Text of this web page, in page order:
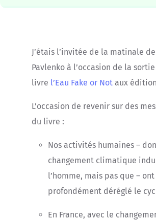
J’étais l’invitée de la matinale
Pavlenko à l’occasion de la
livre l’Eau Fake or Notaux
L’occasion de revenir sur des
du livre :
Nos activités humaines –
changement climatique
l’homme, mais pas que – ont
profondément déréglé le
En France, avec le